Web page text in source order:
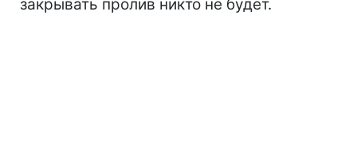
закрывать пролив никто не будет.